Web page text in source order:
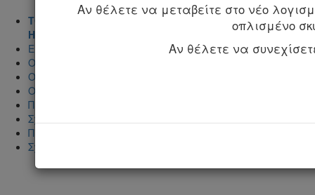
Αν θέλετε να μεταβείτε στο νέο
οπλισμένο
Αν θέλετε να
ΤΟΜΟΣ Α'
Η τέχνη της κατασκεύης και η μελέτη εφαρμογής
Εισαγωγή
Ο σκελετός του κτιρίου
Ο τρόπος κατασκευής των δομικών στοιχείων του
Ο οπλισμός των δομικών στοιχείων
Προμετρήσεις - Κοστολόγηση
Σχέδια εφαρμογής για την κατασκευή του σκελετού
Πίνακες
Σχεδιάσεις